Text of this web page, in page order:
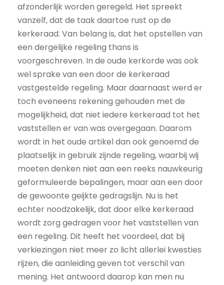
afzonderlijk worden geregeld. Het spreekt
vanzelf, dat de taak daartoe rust op de
kerkeraad. Van belang is, dat het opstellen van
een dergelijke regeling thans is
voorgeschreven. In de oude kerkorde was ook
wel sprake van een door de kerkeraad
vastgestelde regeling. Maar daarnaast werd er
toch eveneens rekening gehouden met de
mogelijkheid, dat niet iedere kerkeraad tot het
vaststellen er van was overgegaan. Daarom
wordt in het oude artikel dan ook genoemd de
plaatselijk in gebruik zijnde regeling, waarbij wij
moeten denken niet aan een reeks nauwkeurig
geformuleerde bepalingen, maar aan een door
de gewoonte geijkte gedragslijn. Nu is het
echter noodzakelijk, dat door elke kerkeraad
wordt zorg gedragen voor het vaststellen van
een regeling. Dit heeft het voordeel, dat bij
verkiezingen niet meer zo licht allerlei kwesties
rijzen, die aanleiding geven tot verschil van
mening. Het antwoord daarop kan men nu